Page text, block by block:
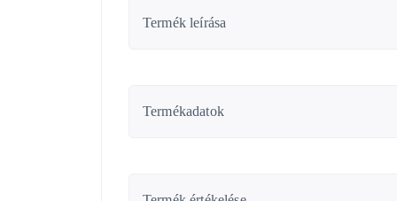
Termék leírása
Termékadatok